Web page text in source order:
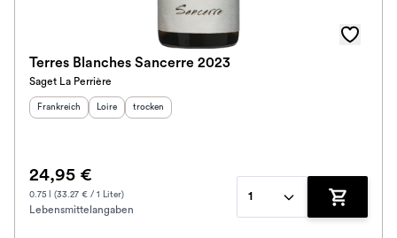
Terres Blanches Sancerre 2023
Saget La Perrière
Herkunftsland
Frankreich Herkunftsregion:
Loire Geschmack
trocken
24,95 €
0.75 l (33.27 € / 1 Liter)
Lebensmittelangaben
1
Zum